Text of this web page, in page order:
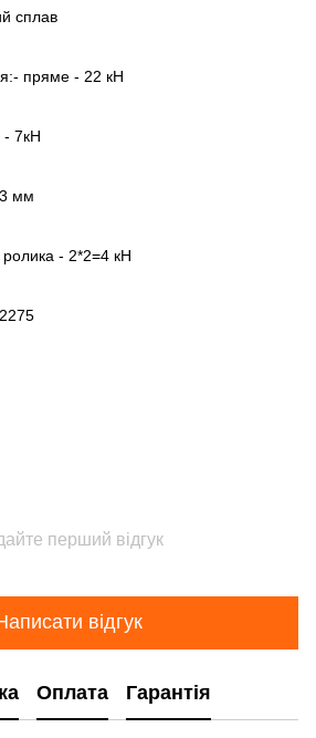
сплав
пряме - 22 кН
- 7кН
мм
- 2*2=4 кН
перший відгук
відгук
Оплата Гарантія